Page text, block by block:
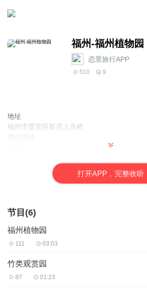
福州-福州植物园
恋景旅行APP
510 9
地址
福州市晋安区新店上赤桥
打开APP，完整收听
节目(6)
福州植物园
111 03:03
竹类观赏园
87 01:23